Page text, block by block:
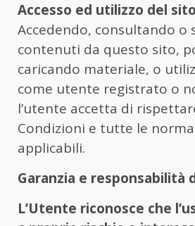
Accesso ed utilizzo del
Accedendo, consultando o
contenuti da questo sito,
caricando materiale, o
come utente registrato o
l’utente accetta di
Condizioni e tutte le
applicabili.
Garanzia e responsabilità
L’Utente riconosce che